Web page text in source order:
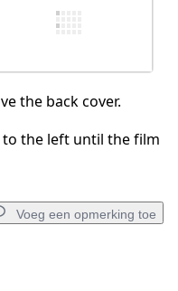
the back cover.
the left until the film
Voeg een opmerking toe